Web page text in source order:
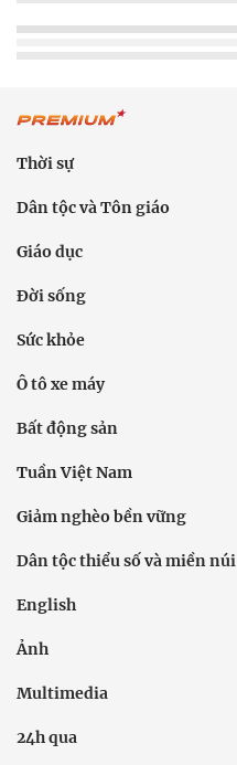
Thời sự
Dân tộc và Tôn giáo
Giáo dục
Đời sống
Sức khỏe
Ô tô xe máy
Bất động sản
Tuần Việt Nam
Giảm nghèo bền vững
Dân tộc thiểu số và miền núi
English
Ảnh
Multimedia
24h qua